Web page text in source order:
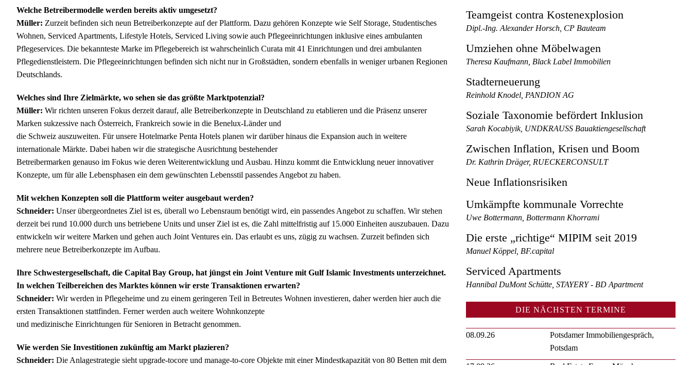
Welche Betreibermodelle werden bereits aktiv umgesetzt?
Müller: Zurzeit befinden sich neun Betreiberkonzepte auf der Plattform. Dazu gehören Konzepte wie Self Storage, Studentisches
Wohnen, Serviced Apartments, Lifestyle Hotels, Serviced Living sowie auch Pflegeeinrichtungen inklusive eines ambulanten
Pflegeservices. Die bekannteste Marke im Pflegebereich ist wahrscheinlich Curata mit 41 Einrichtungen und drei ambulanten
Pflegedienstleistern. Die Pflegeeinrichtungen befinden sich nicht nur in Großstädten, sondern ebenfalls in weniger urbanen Regionen
Deutschlands.
Welches sind Ihre Zielmärkte, wo sehen sie das größte Marktpotenzial?
Müller: Wir richten unseren Fokus derzeit darauf, alle Betreiberkonzepte in Deutschland zu etablieren und die Präsenz unserer
Marken sukzessive nach Österreich, Frankreich sowie in die Benelux-Länder und
die Schweiz auszuweiten. Für unsere Hotelmarke Penta Hotels planen wir darüber hinaus die Expansion auch in weitere
internationale Märkte. Dabei haben wir die strategische Ausrichtung bestehender
Betreibermarken genauso im Fokus wie deren Weiterentwicklung und Ausbau. Hinzu kommt die Entwicklung neuer innovativer
Konzepte, um für alle Lebensphasen ein dem gewünschten Lebensstil passendes Angebot zu haben.
Mit welchen Konzepten soll die Plattform weiter ausgebaut werden?
Schneider: Unser übergeordnetes Ziel ist es, überall wo Lebensraum benötigt wird, ein passendes Angebot zu schaffen. Wir stehen
derzeit bei rund 10.000 durch uns betriebene Units und unser Ziel ist es, die Zahl mittelfristig auf 15.000 Einheiten auszubauen. Dazu
entwickeln wir weitere Marken und gehen auch Joint Ventures ein. Das erlaubt es uns, zügig zu wachsen. Zurzeit befinden sich
mehrere neue Betreiberkonzepte im Aufbau.
Ihre Schwestergesellschaft, die Capital Bay Group, hat jüngst ein Joint Venture mit Gulf Islamic Investments unterzeichnet.
In welchen Teilbereichen des Marktes können wir erste Transaktionen erwarten?
Schneider: Wir werden in Pflegeheime und zu einem geringeren Teil in Betreutes Wohnen investieren, daher werden hier auch die
ersten Transaktionen stattfinden. Ferner werden auch weitere Wohnkonzepte
und medizinische Einrichtungen für Senioren in Betracht genommen.
Wie werden Sie Investitionen zukünftig am Markt plazieren?
Schneider: Die Anlagestrategie sieht upgrade-tocore und manage-to-core Objekte mit einer Mindestkapazität von 80 Betten mit dem
Teamgeist contra Kostenexplosion
Dipl.-Ing. Alexander Horsch, CP Bauteam
Umziehen ohne Möbelwagen
Theresa Kaufmann, Black Label Immobilien
Stadterneuerung
Reinhold Knodel, PANDION AG
Soziale Taxonomie befördert Inklusion
Sarah Kocabiyik, UNDKRAUSS Bauaktiengesellschaft
Zwischen Inflation, Krisen und Boom
Dr. Kathrin Dräger, RUECKERCONSULT
Neue Inflationsrisiken
Umkämpfte kommunale Vorrechte
Uwe Bottermann, Bottermann Khorrami
Die erste „richtige“ MIPIM seit 2019
Manuel Köppel, BF.capital
Serviced Apartments
Hannibal DuMont Schütte, STAYERY - BD Apartment
DIE NÄCHSTEN TERMINE
08.09.26
Potsdamer Immobiliengespräch,
Potsdam